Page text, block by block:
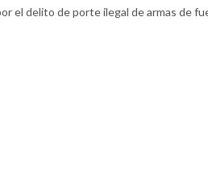
el delito de porte ilegal de armas de